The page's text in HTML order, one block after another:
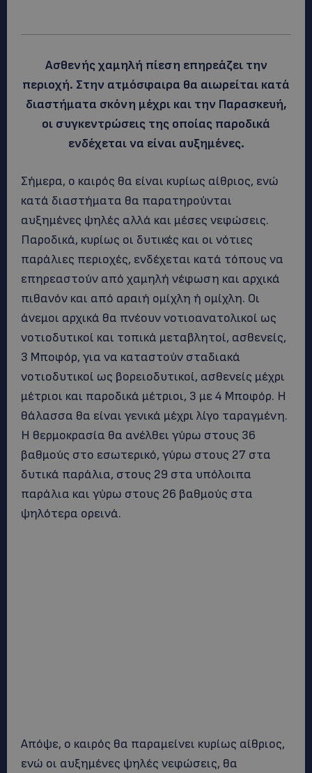
Ασθενής χαμηλή πίεση επηρεάζει την
περιοχή. Στην ατμόσφαιρα θα αιωρείται κατά
διαστήματα σκόνη μέχρι και την Παρασκευή,
οι συγκεντρώσεις της οποίας παροδικά
ενδέχεται να είναι αυξημένες.
Σήμερα, ο καιρός θα είναι κυρίως αίθριος, ενώ
κατά διαστήματα θα παρατηρούνται
αυξημένες ψηλές αλλά και μέσες νεφώσεις.
Παροδικά, κυρίως οι δυτικές και οι νότιες
παράλιες περιοχές, ενδέχεται κατά τόπους να
επηρεαστούν από χαμηλή νέφωση και αρχικά
πιθανόν και από αραιή ομίχλη ή ομίχλη. Οι
άνεμοι αρχικά θα πνέουν νοτιοανατολικοί ως
νοτιοδυτικοί και τοπικά μεταβλητοί, ασθενείς,
3 Μποφόρ, για να καταστούν σταδιακά
νοτιοδυτικοί ως βορειοδυτικοί, ασθενείς μέχρι
μέτριοι και παροδικά μέτριοι, 3 με 4 Μποφόρ. Η
θάλασσα θα είναι γενικά μέχρι λίγο ταραγμένη.
Η θερμοκρασία θα ανέλθει γύρω στους 36
βαθμούς στο εσωτερικό, γύρω στους 27 στα
δυτικά παράλια, στους 29 στα υπόλοιπα
παράλια και γύρω στους 26 βαθμούς στα
ψηλότερα ορεινά.
Απόψε, ο καιρός θα παραμείνει κυρίως αίθριος,
ενώ οι αυξημένες ψηλές νεφώσεις, θα